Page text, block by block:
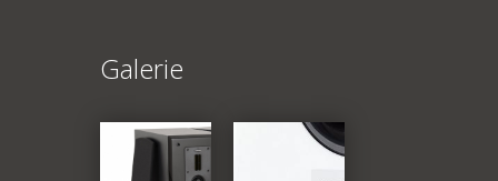
Galerie